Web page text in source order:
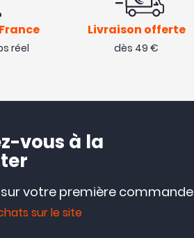
réel
Livraison offerte
dès 49 €
vous à la
sur votre première commande
sur le site